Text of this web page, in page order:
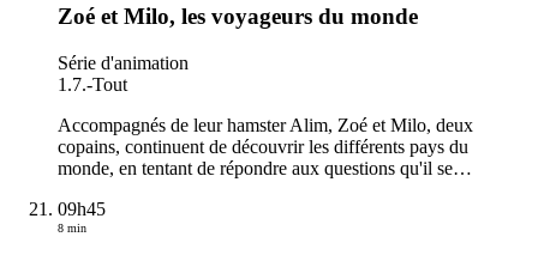
Zoé et Milo, les voyageurs du monde
Série d'animation
1.7.-Tout
Accompagnés de leur hamster Alim, Zoé et Milo, deux
copains, continuent de découvrir les différents pays du
monde, en tentant de répondre aux questions qu'il se…
09h45
8 min